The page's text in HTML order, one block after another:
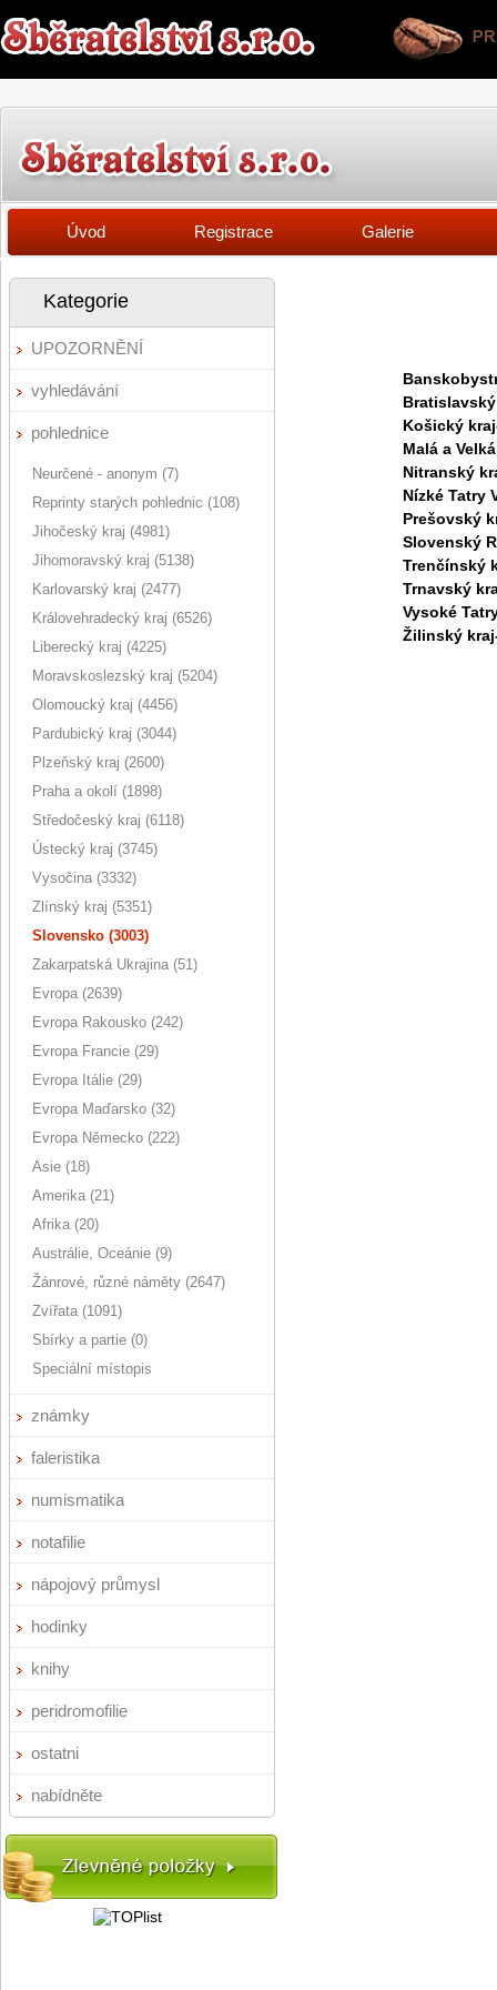
Úvod Registrace Galerie
Kategorie
UPOZORNĚNÍ
vyhledávání
pohlednice
Neurčené - anonym (7)
Reprinty starých pohlednic (108)
Jihočeský kraj (4981)
Jihomoravský kraj (5138)
Karlovarský kraj (2477)
Královehradecký kraj (6526)
Liberecký kraj (4225)
Moravskoslezský kraj (5204)
Olomoucký kraj (4456)
Pardubický kraj (3044)
Plzeňský kraj (2600)
Praha a okolí (1898)
Středočeský kraj (6118)
Ústecký kraj (3745)
Vysočina (3332)
Zlínský kraj (5351)
Slovensko (3003)
Zakarpatská Ukrajina (51)
Evropa (2639)
Evropa Rakousko (242)
Evropa Francie (29)
Evropa Itálie (29)
Evropa Maďarsko (32)
Evropa Německo (222)
Asie (18)
Amerika (21)
Afrika (20)
Austrálie, Oceánie (9)
Žánrové, různé náměty (2647)
Zvířata (1091)
Sbírky a partie (0)
Speciální místopis
známky
faleristika
numismatika
notafilie
nápojový průmysl
hodinky
knihy
peridromofilie
ostatni
nabídněte
Košický
Malá a
Nitranský
Nízké Tatry
Prešovský
Slovenský
Trenčínský
Trnavský
Vysoké
Žilinský